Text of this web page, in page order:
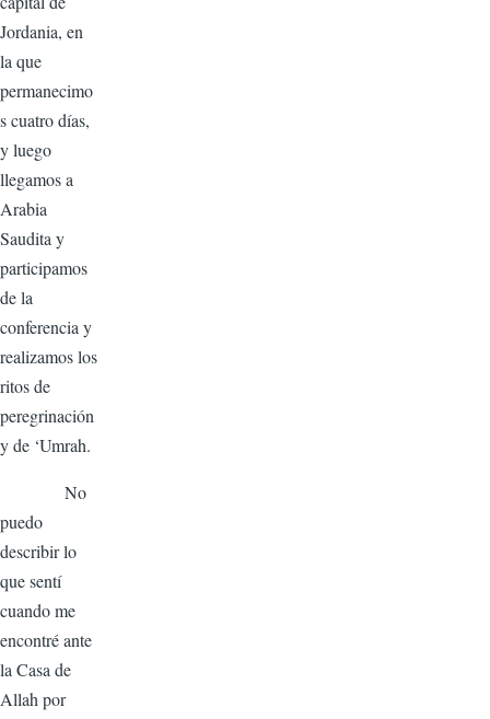
Jordania, en
la que
permanecimo
s cuatro días,
y luego
llegamos a
Arabia
Saudita y
participamos
de la
conferencia y
realizamos los
ritos de
peregrinación
y de ‘Umrah.
No
puedo
describir lo
que sentí
cuando me
encontré ante
la Casa de
Allah por